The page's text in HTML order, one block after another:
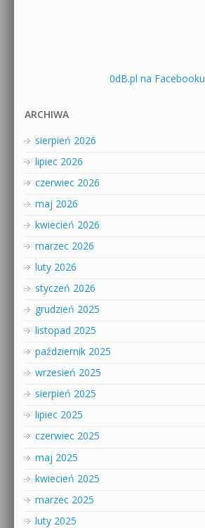
0dB.pl na Facebooku
ARCHIWA
sierpień 2026
lipiec 2026
czerwiec 2026
maj 2026
kwiecień 2026
marzec 2026
luty 2026
styczeń 2026
grudzień 2025
listopad 2025
październik 2025
wrzesień 2025
sierpień 2025
lipiec 2025
czerwiec 2025
maj 2025
kwiecień 2025
marzec 2025
luty 2025